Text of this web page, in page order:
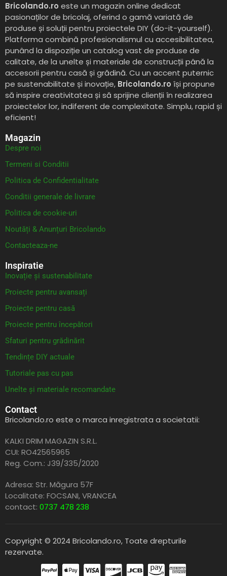
Bricolando.ro este un magazin online dedicat
pasionaților de bricolaj, oferind o gamă variată de
produse și soluții pentru proiectele DIY (do-it-yourself).
Platforma combină profesionalismul cu accesibilitatea,
punând la dispoziție un catalog vast de produse de
calitate, de la unelte și materiale de construcții până la
accesorii pentru casă și grădină. Cu un accent puternic
pe sustenabilitate și inovație, Bricolando.ro își propune
să inspire creativitatea și să sprijine clienții în realizarea
proiectelor lor, indiferent de complexitate. Simplu, rapid și
eficient!
Magazin
Despre noi
Termeni si Conditii
Politica de Confidentialitate
Conditii generale de livrare
Politica de cookie-uri
Noutăți & Anunțuri Bricolando
Contacteaza-ne
Inspiratie
Inovație și sustenabilitate
Proiecte pentru avansați
Proiecte pentru casă
Proiecte pentru începători
Sfaturi pentru grădinărit
Tendințe DIY actuale
Tutoriale pas cu pas
Unelte și materiale recomandate
Contact
Bricolando.ro este o marca inregistrata a societatii:
KALKI DRIM MAGAZIN S.R.L.
CUI: RO42565965
Reg. Com.: J39/335/2020
Adresa: Str. Măgura 57F
Localitate: FOCSANI,VRANCEA
contact: 0737 478 238
Copyright © 2024 Bricolando.ro, Toate drepturile
rezervate.